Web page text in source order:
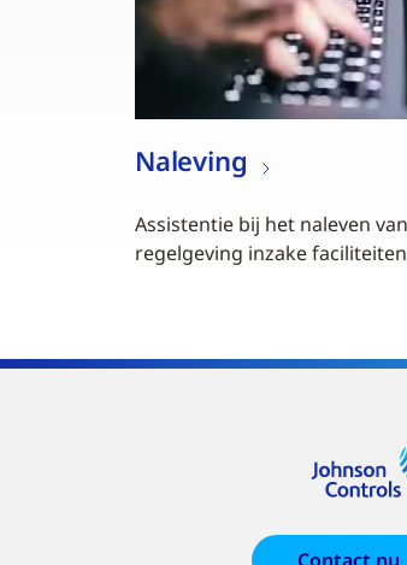
Naleving
Assistentie bij het naleven
regelgeving inzake